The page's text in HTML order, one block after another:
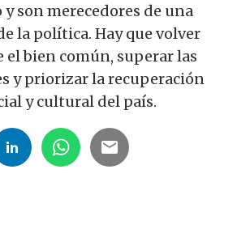
son merecedores de una
la política. Hay que volver
el bien común, superar las
y priorizar la recuperación
y cultural del país.